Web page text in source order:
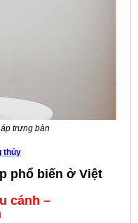
trưng bàn
thủy
phổ biến ở Việt
cánh –